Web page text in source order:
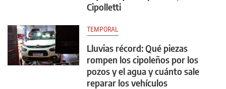
Cipolletti
TEMPORAL
Lluvias récord: Qué piezas
rompen los cipoleños por los
pozos y el agua y cuánto sale
reparar los vehículos